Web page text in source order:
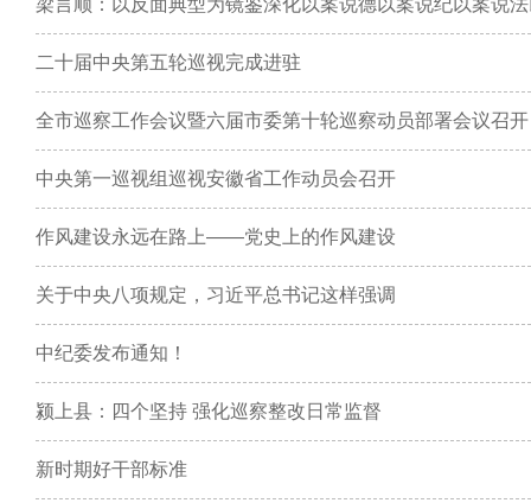
二十届中央第五轮巡视完成进驻
全市巡察工作会议暨六届市委第十轮巡察动员部署会议召开
中央第一巡视组巡视安徽省工作动员会召开
作风建设永远在路上——党史上的作风建设
关于中央八项规定，习近平总书记这样强调
中纪委发布通知！
颍上县：四个坚持 强化巡察整改日常监督
新时期好干部标准